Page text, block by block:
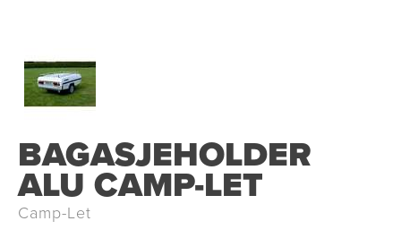
BAGASJEHOLDER
ALU CAMP-LET
Camp-Let